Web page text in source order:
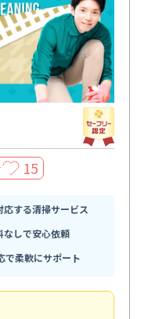
15
する清掃サービス
なしで安心依頼
で柔軟にサポート